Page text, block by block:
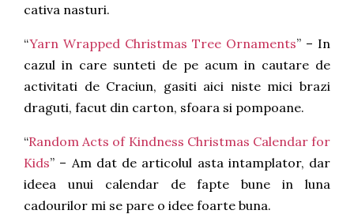
cativa nasturi.
“Yarn Wrapped Christmas Tree Ornaments” – In
cazul in care sunteti de pe acum in cautare de
activitati de Craciun, gasiti aici niste mici brazi
draguti, facut din carton, sfoara si pompoane.
“Random Acts of Kindness Christmas Calendar for
Kids” – Am dat de articolul asta intamplator, dar
ideea unui calendar de fapte bune in luna
cadourilor mi se pare o idee foarte buna.